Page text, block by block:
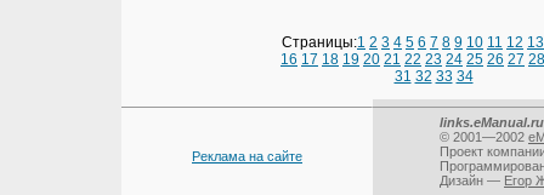
Страницы:1 2 3 4 5 6 7 8 9 10 11 12 13
16 17 18 19 20 21 22 23 24 25 26 27 28
31 32 33 34
Реклама на сайте
links.eManual.ru
© 2001—2002
Проект
Дизайн — Егор